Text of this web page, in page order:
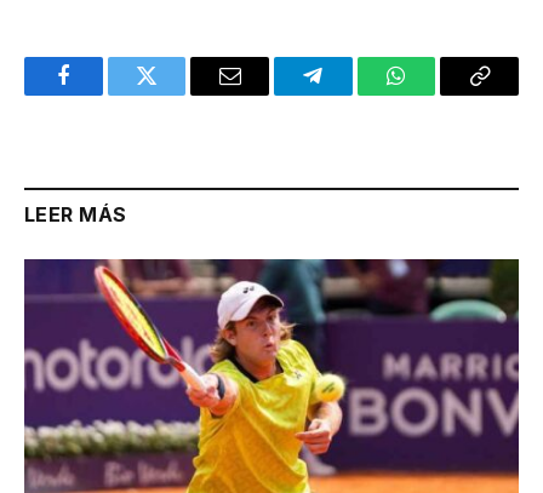
FacebookTwitter Email TelegramWhatsAppCopy
LEER MÁS